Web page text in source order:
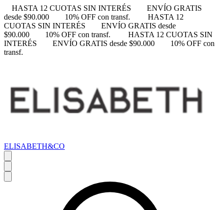
HASTA 12 CUOTAS SIN INTERÉS
ENVÍO GRATIS
desde $90.000
10% OFF con transf.
HASTA 12
CUOTAS SIN INTERÉS
ENVÍO GRATIS desde
$90.000
10% OFF con transf.
HASTA 12 CUOTAS SIN
INTERÉS
ENVÍO GRATIS desde $90.000
10% OFF con
transf.
ELISABETH&CO